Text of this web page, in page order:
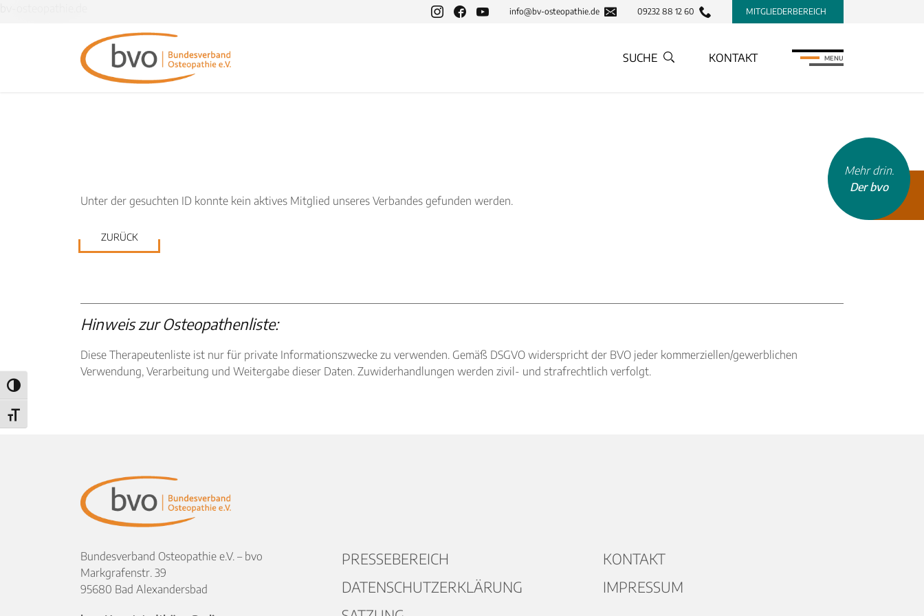
Umschalten auf hohe Kontraste
Schrift vergrößern
info@bv-osteopathie.de 09232 88 12 60 MITGLIEDERBEREICH
SUCHE KONTAKT MENU
Unter der gesuchten ID konnte kein aktives Mitglied unseres Verbandes gefunden werden.
ZURÜCK
Hinweis zur Osteopathenliste:
Diese Therapeutenliste ist nur für private Informationszwecke zu verwenden. Gemäß DSGVO widerspricht der BVO jeder kommerziellen/gewerblichen
Verwendung, Verarbeitung und Weitergabe dieser Daten. Zuwiderhandlungen werden zivil- und strafrechtlich verfolgt.
Mehr drin.
Der bvo
Bundesverband Osteopathie e.V. – bvo
Markgrafenstr. 39
95680 Bad Alexandersbad
PRESSEBEREICH
KONTAKT
DATENSCHUTZERKLÄRUNG
IMPRESSUM
Inhaltsseiten